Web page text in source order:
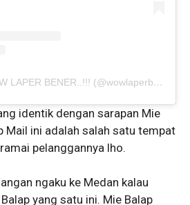
A post shared by WOW LAPER BENER..!!! (@wowlaperbener)
identik dengan sarapan Mie
Mail ini adalah salah satu tempat
pelanggannya lho.
ngaku ke Medan kalau
yang satu ini. Mie Balap